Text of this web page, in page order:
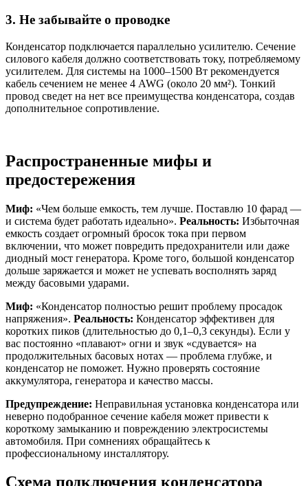
3. Не забывайте о проводке
Конденсатор подключается параллельно усилителю. Сечение
силового кабеля должно соответствовать току, потребляемому
усилителем. Для системы на 1000–1500 Вт рекомендуется
кабель сечением не менее 4 AWG (около 20 мм²). Тонкий
провод сведет на нет все преимущества конденсатора, создав
дополнительное сопротивление.
Распространенные мифы и
предостережения
Миф: «Чем больше емкость, тем лучше. Поставлю 10 фарад —
и система будет работать идеально». Реальность: Избыточная
емкость создает огромный бросок тока при первом
включении, что может повредить предохранители или даже
диодный мост генератора. Кроме того, большой конденсатор
дольше заряжается и может не успевать восполнять заряд
между басовыми ударами.
Миф: «Конденсатор полностью решит проблему просадок
напряжения». Реальность: Конденсатор эффективен для
коротких пиков (длительностью до 0,1–0,3 секунды). Если у
вас постоянно «плавают» огни и звук «сдувается» на
продолжительных басовых нотах — проблема глубже, и
конденсатор не поможет. Нужно проверять состояние
аккумулятора, генератора и качество массы.
Предупреждение: Неправильная установка конденсатора или
неверно подобранное сечение кабеля может привести к
короткому замыканию и повреждению электросистемы
автомобиля. При сомнениях обращайтесь к
профессиональному инсталлятору.
Схема подключения конденсатора